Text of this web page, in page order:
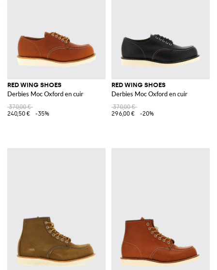
RED WING SHOES
Derbies Moc Oxford en cuir
370,00 €
240,50 €
-35%
RED WING SHOES
Derbies Moc Oxford en cuir
370,00 €
296,00 €
-20%